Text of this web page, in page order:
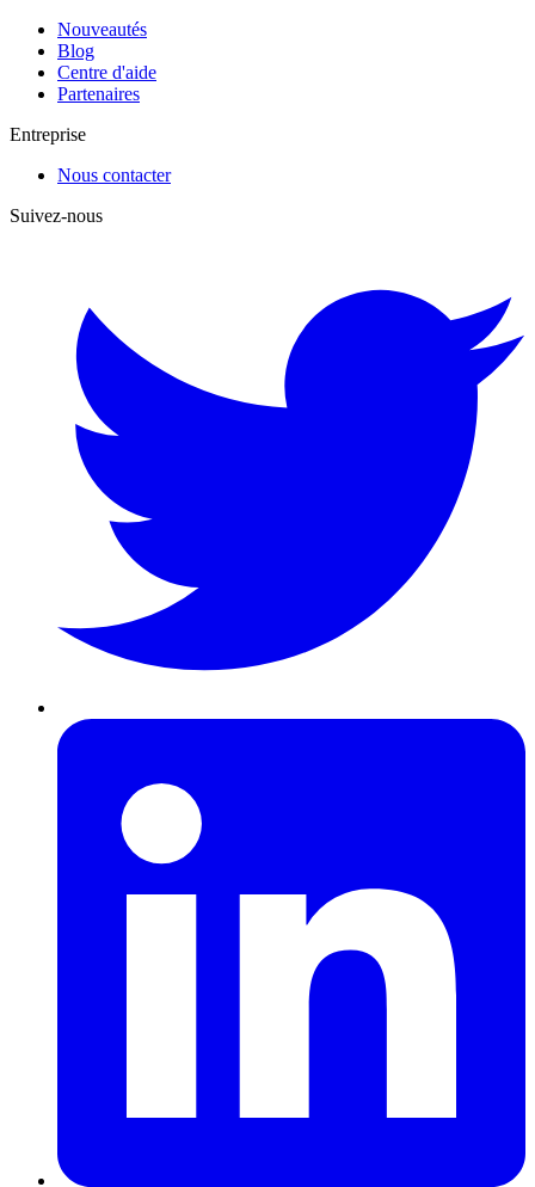
Nouveautés
Blog
Centre d'aide
Partenaires
Entreprise
Nous contacter
Suivez-nous